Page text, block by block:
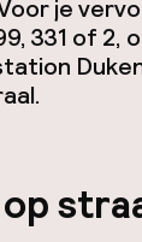
je
331 of 2,